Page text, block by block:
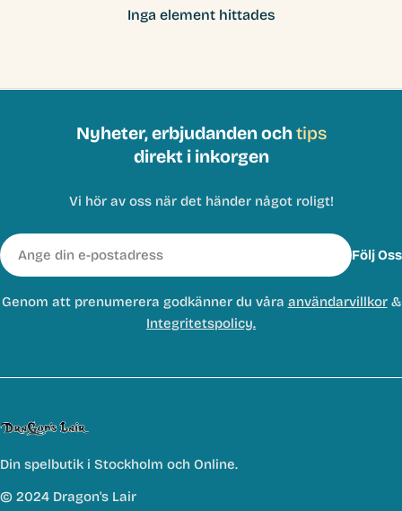
Inga element hittades
Nyheter, erbjudanden ochtips
direkt i inkorgen
Vi hör av oss när det händer något roligt!
E-
post
Följ Oss
Genom att prenumerera godkänner du våra användarvillkor&
Integritetspolicy.
Din spelbutik i Stockholm och Online.
© 2024 Dragon's Lair